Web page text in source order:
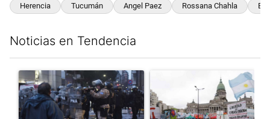
Herencia Tucumán Angel Paez Rossana Chahla
Noticias en Tendencia
Un artículo de tendencia con el título "La tensión frente al
Un artículo de tendencia